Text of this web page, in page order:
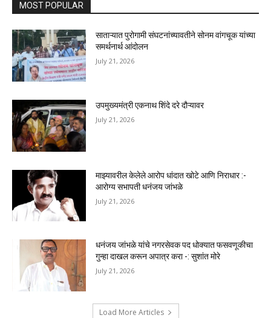
MOST POPULAR
साताऱ्यात पुरोगामी संघटनांच्यावतीने सोनम वांगचूक यांच्या
समर्थनार्थ आंदोलन
July 21, 2026
उपमुख्यमंत्री एकनाथ शिंदे दरे दौऱ्यावर
July 21, 2026
माझ्यावरील केलेले आरोप धांदात खोटे आणि निराधार :-
आरोग्य सभापती धनंजय जांभळे
July 21, 2026
धनंजय जांभळे यांचे नगरसेवक पद धोक्यात फसवणूकीचा
गुन्हा दाखल करून अपात्र करा -: सुशांत मोरे
July 21, 2026
Load More Articles